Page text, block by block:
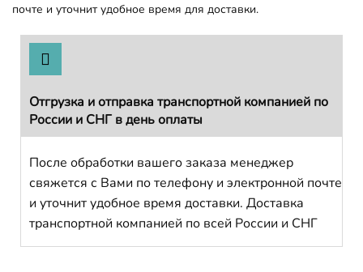
почте и уточнит удобное время для доставки.
Отгрузка и отправка транспортной компанией по
России и СНГ в день оплаты
После обработки вашего заказа менеджер
свяжется с Вами по телефону и электронной почте
и уточнит удобное время доставки. Доставка
транспортной компанией по всей России и СНГ